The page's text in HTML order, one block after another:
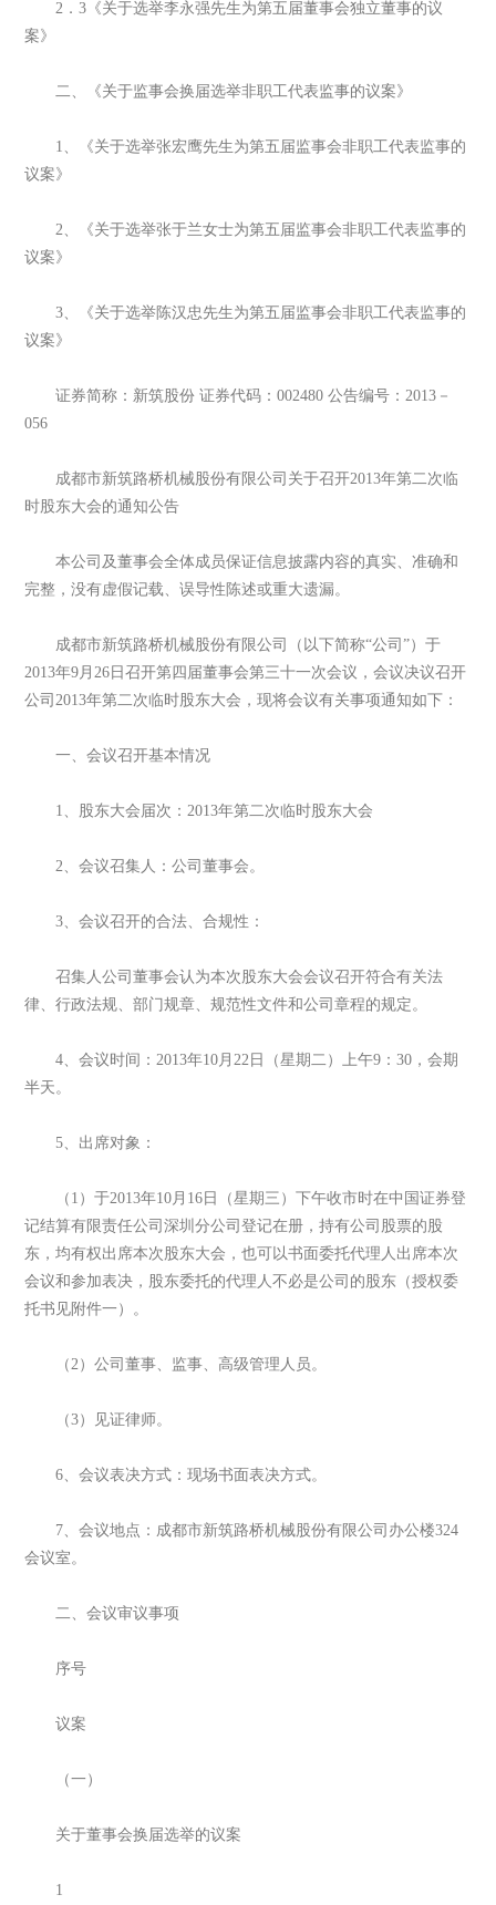
2．3《关于选举李永强先生为第五届董事会独立董事的议
案》
二、《关于监事会换届选举非职工代表监事的议案》
1、《关于选举张宏鹰先生为第五届监事会非职工代表监事的
议案》
2、《关于选举张于兰女士为第五届监事会非职工代表监事的
议案》
3、《关于选举陈汉忠先生为第五届监事会非职工代表监事的
议案》
证券简称：新筑股份 证券代码：002480 公告编号：2013－
056
成都市新筑路桥机械股份有限公司关于召开2013年第二次临
时股东大会的通知公告
本公司及董事会全体成员保证信息披露内容的真实、准确和
完整，没有虚假记载、误导性陈述或重大遗漏。
成都市新筑路桥机械股份有限公司（以下简称“公司”）于
2013年9月26日召开第四届董事会第三十一次会议，会议决议召开
公司2013年第二次临时股东大会，现将会议有关事项通知如下：
一、会议召开基本情况
1、股东大会届次：2013年第二次临时股东大会
2、会议召集人：公司董事会。
3、会议召开的合法、合规性：
召集人公司董事会认为本次股东大会会议召开符合有关法
律、行政法规、部门规章、规范性文件和公司章程的规定。
4、会议时间：2013年10月22日（星期二）上午9：30，会期
半天。
5、出席对象：
（1）于2013年10月16日（星期三）下午收市时在中国证券登
记结算有限责任公司深圳分公司登记在册，持有公司股票的股
东，均有权出席本次股东大会，也可以书面委托代理人出席本次
会议和参加表决，股东委托的代理人不必是公司的股东（授权委
托书见附件一）。
（2）公司董事、监事、高级管理人员。
（3）见证律师。
6、会议表决方式：现场书面表决方式。
7、会议地点：成都市新筑路桥机械股份有限公司办公楼324
会议室。
二、会议审议事项
序号
议案
（一）
关于董事会换届选举的议案
1